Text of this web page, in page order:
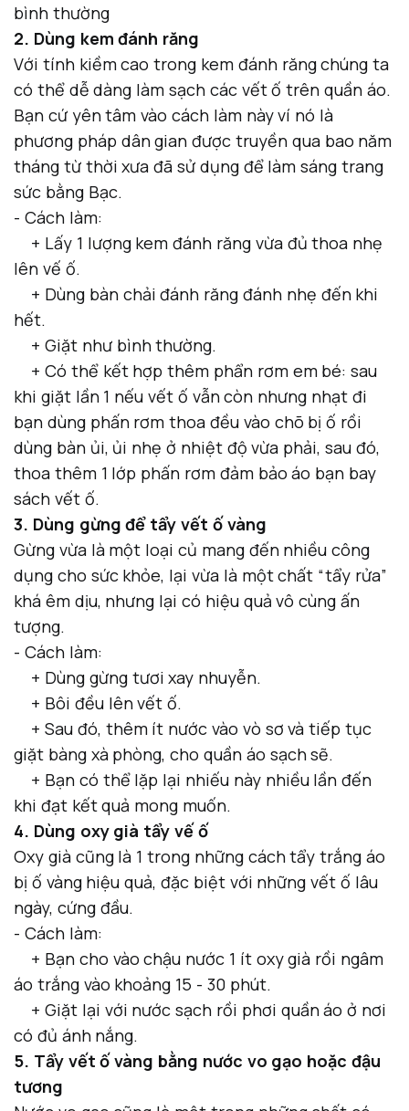
bình thường
2. Dùng kem đánh răng
Với tính kiềm cao trong kem đánh răng chúng ta
có thể dễ dàng làm sạch các vết ố trên quần áo.
Bạn cứ yên tâm vào cách làm này ví nó là
phương pháp dân gian được truyền qua bao năm
tháng từ thời xưa đã sử dụng để làm sáng trang
sức bằng Bạc.
- Cách làm:
+ Lấy 1 lượng kem đánh răng vừa đủ thoa nhẹ
lên vế ố.
+ Dùng bàn chải đánh răng đánh nhẹ đến khi
hết.
+ Giặt như bình thường.
+ Có thể kết hợp thêm phẩn rơm em bé: sau
khi giặt lần 1 nếu vết ố vẫn còn nhưng nhạt đi
bạn dùng phấn rơm thoa đều vào chõ bị ố rồi
dùng bàn ủi, ủi nhẹ ở nhiệt độ vừa phải, sau đó,
thoa thêm 1 lớp phấn rơm đảm bảo áo bạn bay
sách vết ố.
3. Dùng gừng để tẩy vết ố vàng
Gừng vừa là một loại củ mang đến nhiều công
dụng cho sức khỏe, lại vừa là một chất “tẩy rửa”
khá êm dịu, nhưng lại có hiệu quả vô cùng ấn
tượng.
- Cách làm:
+ Dùng gừng tươi xay nhuyễn.
+ Bôi đều lên vết ố.
+ Sau đó, thêm ít nước vào vò sơ và tiếp tục
giặt bàng xà phòng, cho quần áo sạch sẽ.
+ Bạn có thể lặp lại nhiếu này nhiều lần đến
khi đạt kết quả mong muốn.
4. Dùng oxy già tẩy vế ố
Oxy già cũng là 1 trong những cách tẩy trắng áo
bị ố vàng hiệu quả, đặc biệt với những vết ố lâu
ngày, cứng đầu.
- Cách làm:
+ Bạn cho vào chậu nước 1 ít oxy già rồi ngâm
áo trắng vào khoảng 15 - 30 phút.
+ Giặt lại với nước sạch rồi phơi quần áo ở nơi
có đủ ánh nắng.
5. Tẩy vết ố vàng bằng nước vo gạo hoặc đậu
tương